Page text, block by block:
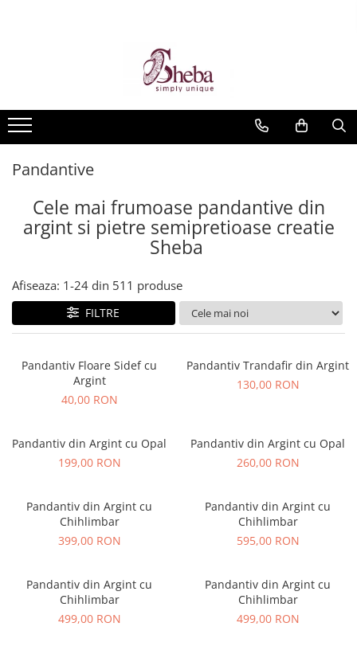
Pandantive
Cele mai frumoase pandantive din
argint si pietre semipretioase creatie
Sheba
Afiseaza: 1-24 din 511 produse
FILTRE
Pandantiv Floare Sidef cu
Argint
40,00 RON
Pandantiv Trandafir din Argint
130,00 RON
Pandantiv din Argint cu Opal
199,00 RON
Pandantiv din Argint cu Opal
260,00 RON
Pandantiv din Argint cu
Chihlimbar
399,00 RON
Pandantiv din Argint cu
Chihlimbar
595,00 RON
Pandantiv din Argint cu
Chihlimbar
499,00 RON
Pandantiv din Argint cu
Chihlimbar
499,00 RON